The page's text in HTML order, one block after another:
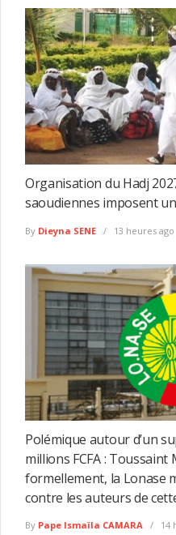
Organisation du Hadj
saoudiennes imposent
By Dieyna SENE 13 heures ago
Polémique autour d’un
millions FCFA :
formellement, la Lonase
contre les auteurs de
By Pape Ismaïla CAMARA 14